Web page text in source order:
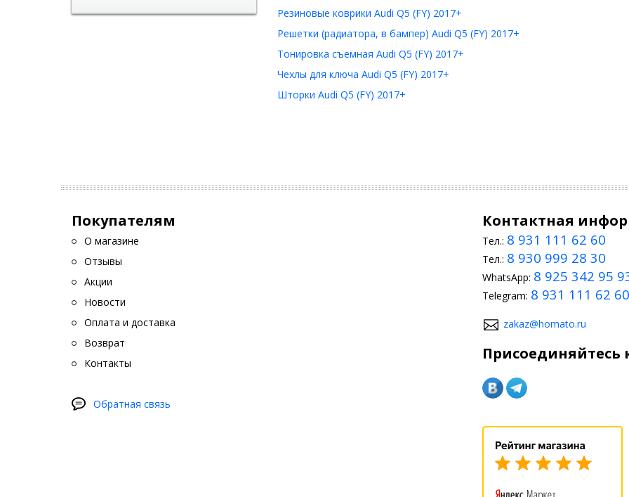
Резиновые коврики Audi Q5 (FY) 2017+
Решетки (радиатора, в бампер) Audi Q5 (FY) 2017+
Тонировка съемная Audi Q5 (FY) 2017+
Чехлы для ключа Audi Q5 (FY) 2017+
Шторки Audi Q5 (FY) 2017+
Покупателям
О магазине
Отзывы
Акции
Новости
Оплата и доставка
Возврат
Контакты
Обратная связь
Контактная
Тел.: 8 931 111 62 60
Тел.: 8 930 999 28 30
WhatsApp: 8 925 342 95
Telegram: 8 931 111 62 60
zakaz@homato.ru
Присоединяйтесь